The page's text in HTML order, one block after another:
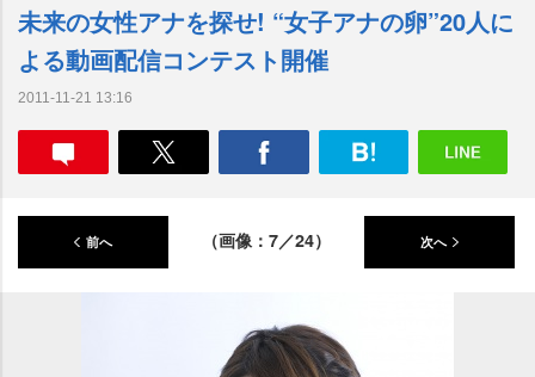
e
未来の女性アナを探せ! “女子アナの卵”20人に
よる動画配信コンテスト開催
2011-11-21 13:16
前へ （画像：7／24） 次へ